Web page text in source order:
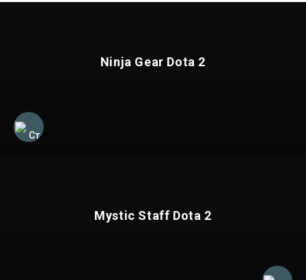
Ninja Gear Dota 2
Mystic Staff Dota 2